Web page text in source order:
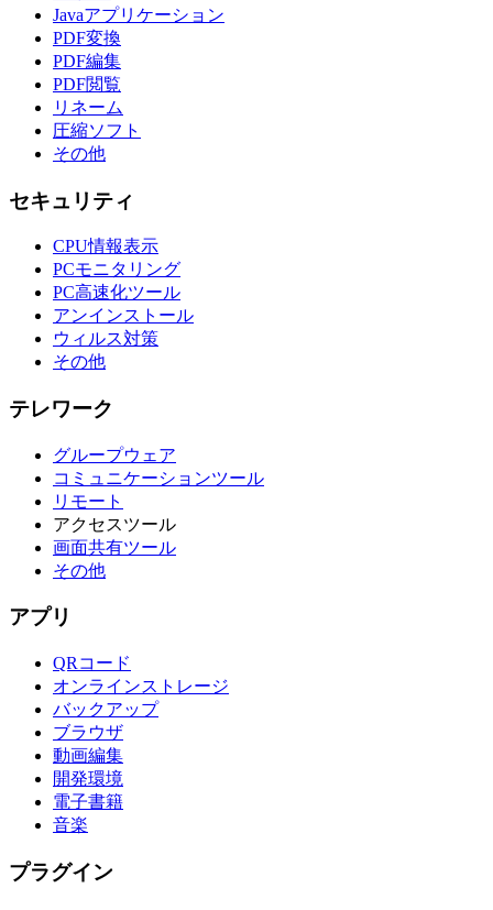
Javaアプリケーション
PDF変換
PDF編集
PDF閲覧
リネーム
圧縮ソフト
その他
セキュリティ
CPU情報表示
PCモニタリング
PC高速化ツール
アンインストール
ウィルス対策
その他
テレワーク
グループウェア
コミュニケーションツール
リモート
アクセスツール
画面共有ツール
その他
アプリ
QRコード
オンラインストレージ
バックアップ
ブラウザ
動画編集
開発環境
電子書籍
音楽
プラグイン